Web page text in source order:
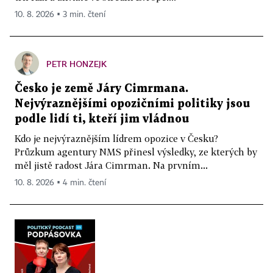
10. 8. 2026 ▪ 3 min. čtení
PETR HONZEJK
Česko je země Járy Cimrmana.
Nejvýraznějšími opozičními politiky jsou
podle lidí ti, kteří jim vládnou
Kdo je nejvýraznějším lídrem opozice v Česku?
Průzkum agentury NMS přinesl výsledky, ze kterých by
měl jistě radost Jára Cimrman. Na prvním...
10. 8. 2026 ▪ 4 min. čtení